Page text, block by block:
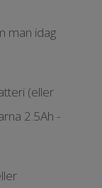
man idag
(eller
2.5Ah -